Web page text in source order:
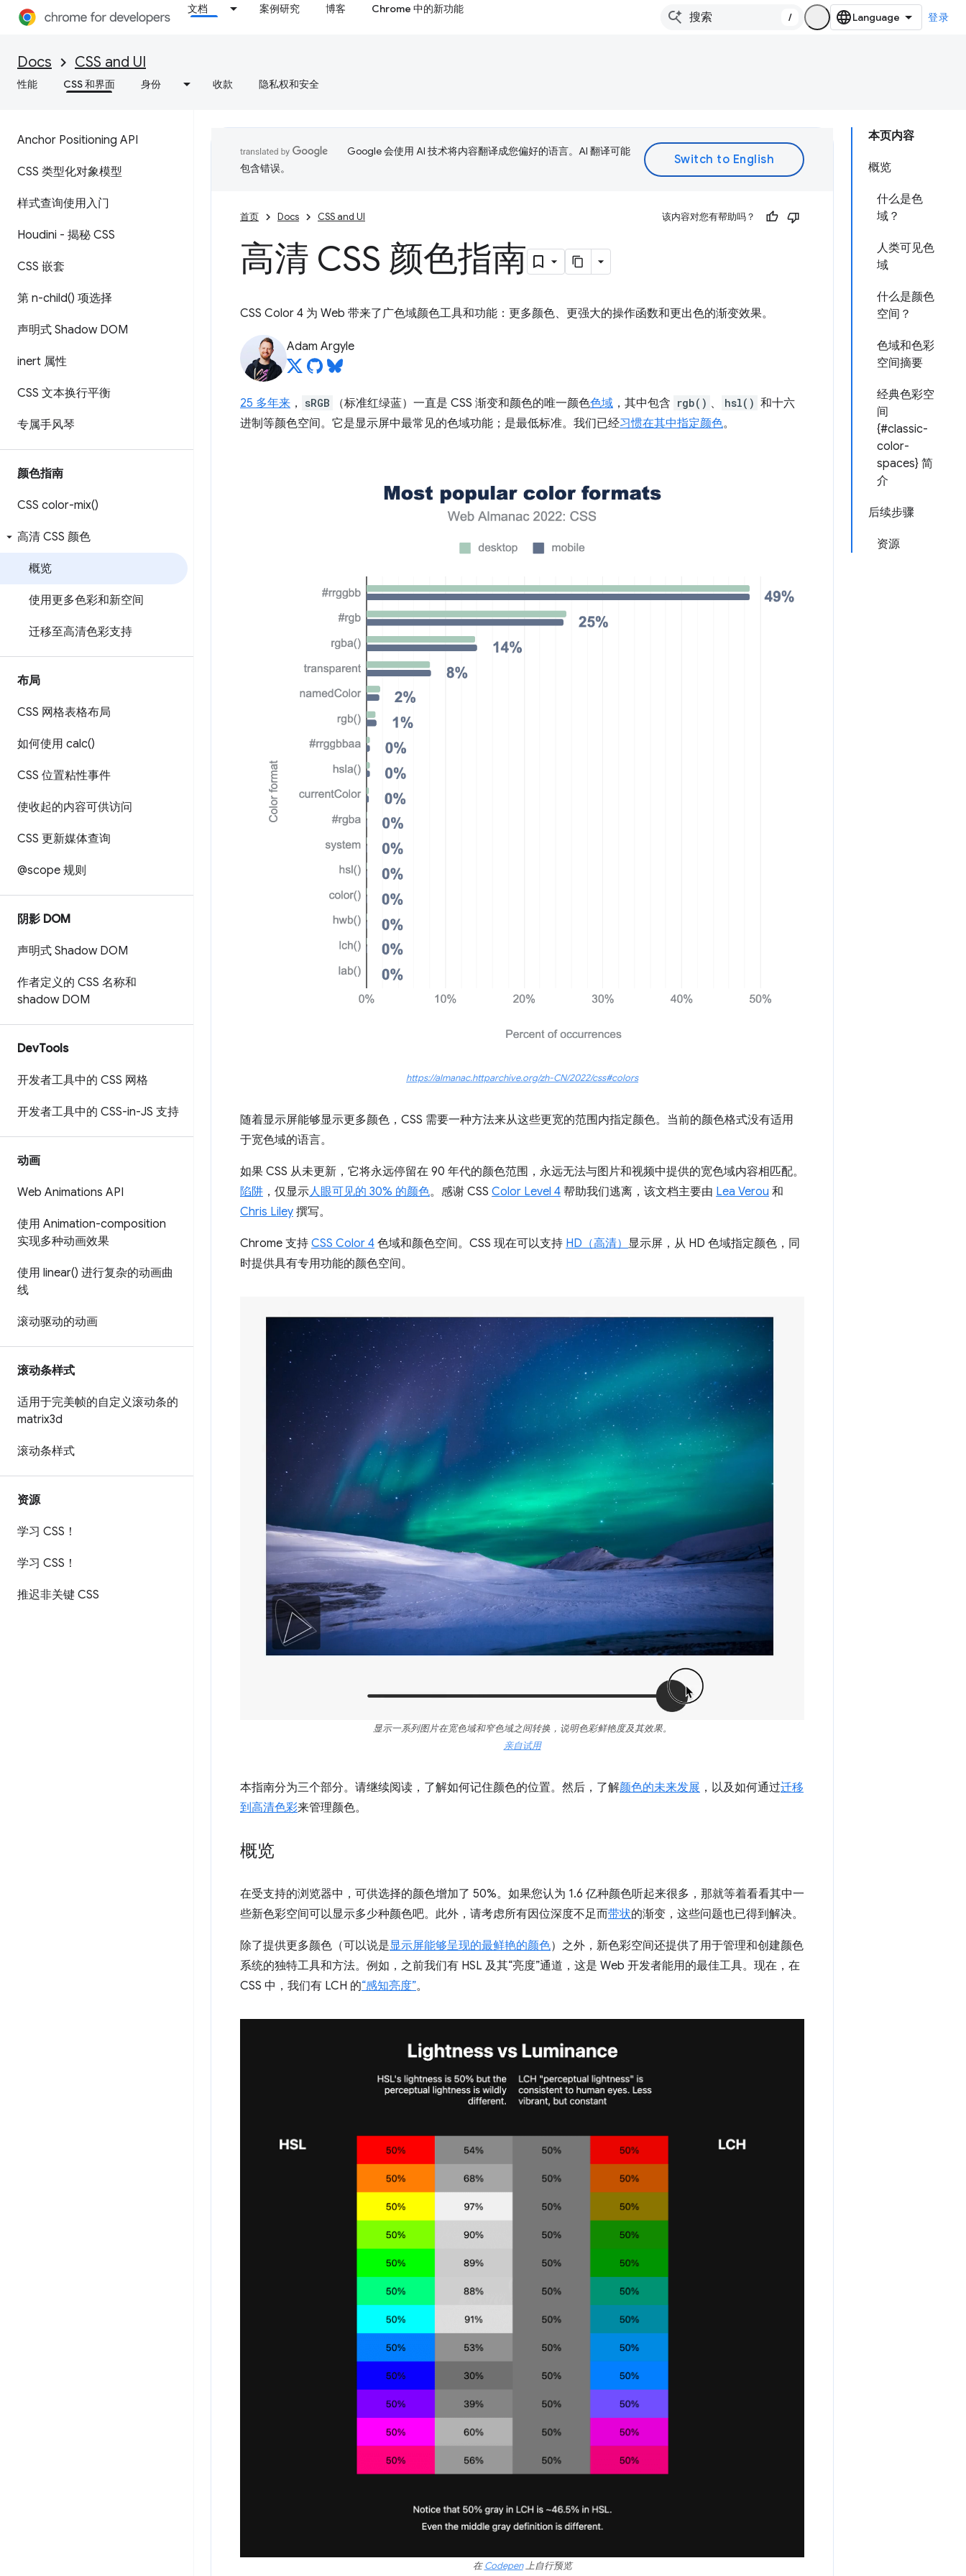
文档 案例研究 博客 Chrome 中的新功能
/ 登录
Docs CSS and UI
性能 CSS 和界面 身份 收款 隐私权和安全
Anchor Positioning API
CSS 类型化对象模型
样式查询使用入门
Houdini - 揭秘 CSS
CSS 嵌套
第 n-child() 项选择
声明式 Shadow DOM
inert 属性
CSS 文本换行平衡
专属手风琴
颜色指南
CSS color-mix()
高清 CSS 颜色
概览
使用更多色彩和新空间
迁移至高清色彩支持
布局
CSS 网格表格布局
如何使用 calc()
CSS 位置粘性事件
使收起的内容可供访问
CSS 更新媒体查询
@scope 规则
阴影 DOM
声明式 Shadow DOM
作者定义的 CSS 名称和
shadow DOM
DevTools
开发者工具中的 CSS 网格
开发者工具中的 CSS-in-JS 支持
动画
Web Animations API
使用 Animation-composition
实现多种动画效果
使用 linear() 进行复杂的动画曲
线
滚动驱动的动画
滚动条样式
适用于完美帧的自定义滚动条的
matrix3d
滚动条样式
资源
学习 CSS！
学习 CSS！
推迟非关键 CSS
本页内容
概览
什么是色
域？
人类可见色
域
什么是颜色
空间？
色域和色彩
空间摘要
经典色彩空
间
{#classic-
color-
spaces} 简
介
后续步骤
资源
Google 会使用 AI 技术将内容翻译成您偏好的语言。AI 翻译可能
包含错误。
首页 Docs CSS and UI 该内容对您有帮助吗？
高清 CSS 颜色指南
CSS Color 4 为 Web 带来了广色域颜色工具和功能：更多颜色、更强大的操作函数和更出色的渐变效果。
Adam Argyle
25 多年来 ， sRGB （标准红绿蓝）一直是 CSS 渐变和颜色的唯一颜色色域 ，其中包含 rgb() 、 hsl() 和十六
进制等颜色空间。它是显示屏中最常见的色域功能；是最低标准。我们已经习惯在其中指定颜色。
https://almanac.httparchive.org/zh-CN/2022/css#colors
随着显示屏能够显示更多颜色，CSS 需要一种方法来从这些更宽的范围内指定颜色。当前的颜色格式没有适用
于宽色域的语言。
如果 CSS 从未更新，它将永远停留在 90 年代的颜色范围，永远无法与图片和视频中提供的宽色域内容相匹配。
陷阱 ，仅显示人眼可见的 30% 的颜色。感谢 CSS Color Level 4 帮助我们逃离，该文档主要由 Lea Verou 和
Chris Liley 撰写。
Chrome 支持 CSS Color 4 色域和颜色空间。CSS 现在可以支持 HD（高清） 显示屏，从 HD 色域指定颜色，同
时提供具有专用功能的颜色空间。
显示一系列图片在宽色域和窄色域之间转换，说明色彩鲜艳度及其效果。
亲自试用
本指南分为三个部分。请继续阅读，了解如何记住颜色的位置。然后，了解颜色的未来发展 ，以及如何通过迁移
到高清色彩来管理颜色。
概览
在受支持的浏览器中，可供选择的颜色增加了 50%。如果您认为 1.6 亿种颜色听起来很多，那就等着看看其中一
些新色彩空间可以显示多少种颜色吧。此外，请考虑所有因位深度不足而带状的渐变，这些问题也已得到解决。
除了提供更多颜色（可以说是显示屏能够呈现的最鲜艳的颜色）之外，新色彩空间还提供了用于管理和创建颜色
系统的独特工具和方法。例如，之前我们有 HSL 及其“亮度”通道，这是 Web 开发者能用的最佳工具。现在，在
CSS 中，我们有 LCH 的“感知亮度”。
在Codepen上自行预览